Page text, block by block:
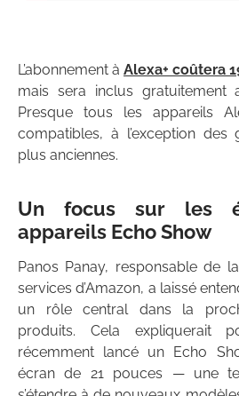
L’abonnement à Alexa+ coûtera
mais sera inclus gratuitement
Presque tous les appareils
compatibles, à l’exception des
plus anciennes.
Un focus sur les
appareils Echo Show
Panos Panay, responsable de
services d’Amazon, a laissé
un rôle central dans la
produits. Cela expliquerait
récemment lancé un Echo
écran de 21 pouces — une